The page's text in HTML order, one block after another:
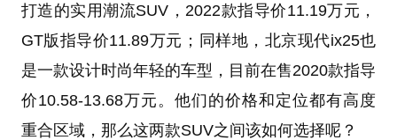
打造的实用潮流SUV，2022款指导价11.19万元，
GT版指导价11.89万元；同样地，北京现代ix25也
是一款设计时尚年轻的车型，目前在售2020款指导
价10.58-13.68万元。他们的价格和定位都有高度
重合区域，那么这两款SUV之间该如何选择呢？